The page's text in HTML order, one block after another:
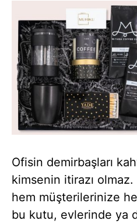
Ofisin demirbaşları
kimsenin itirazı olmaz.
hem müşterilerinize
bu kutu, evlerinde ya